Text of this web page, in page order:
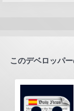
このデベロッパ